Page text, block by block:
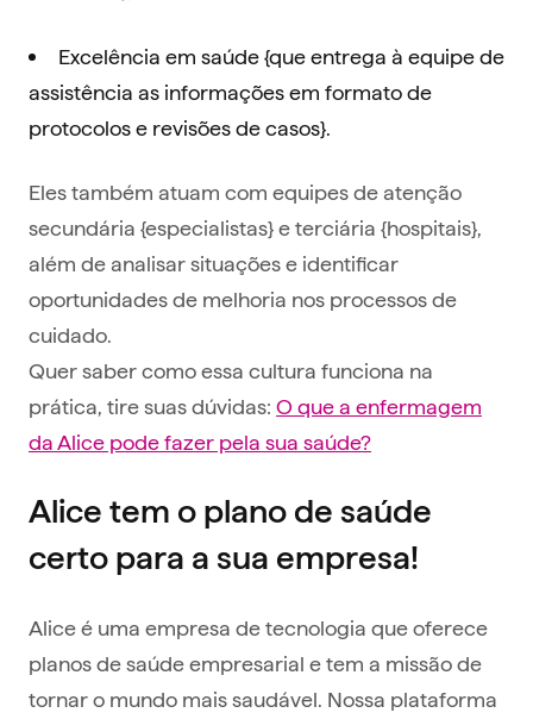
Excelência em saúde {que entrega à equipe de
assistência as informações em formato de
protocolos e revisões de casos}.
Eles também atuam com equipes de atenção
secundária {especialistas} e terciária {hospitais},
além de analisar situações e identificar
oportunidades de melhoria nos processos de
cuidado.
Quer saber como essa cultura funciona na
prática, tire suas dúvidas: O que a enfermagem
da Alice pode fazer pela sua saúde?
Alice tem o plano de saúde
certo para a sua empresa!
Alice é uma empresa de tecnologia que oferece
planos de saúde empresarial e tem a missão de
tornar o mundo mais saudável. Nossa plataforma